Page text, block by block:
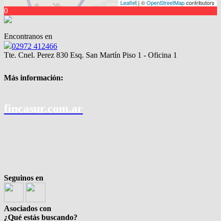
Leaflet | ©OpenStreetMapcontributors
0
Encontranos en
02972 412466
Tte. Cnel. Perez 830 Esq. San Martín Piso 1 - Oficina 1
Más información:
fincasur.com.ar
Seguinos en
Asociados con
¿Qué estás buscando?